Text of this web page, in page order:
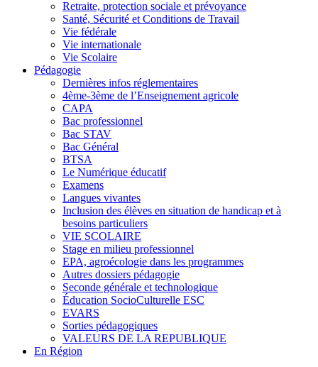
Retraite, protection sociale et prévoyance
Santé, Sécurité et Conditions de Travail
Vie fédérale
Vie internationale
Vie Scolaire
Pédagogie
Dernières infos réglementaires
4ème-3ème de l’Enseignement agricole
CAPA
Bac professionnel
Bac STAV
Bac Général
BTSA
Le Numérique éducatif
Examens
Langues vivantes
Inclusion des élèves en situation de handicap et à
besoins particuliers
VIE SCOLAIRE
Stage en milieu professionnel
EPA, agroécologie dans les programmes
Autres dossiers pédagogie
Seconde générale et technologique
Éducation SocioCulturelle ESC
EVARS
Sorties pédagogiques
VALEURS DE LA REPUBLIQUE
En Région